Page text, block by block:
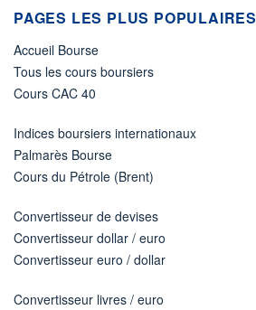
PAGES LES PLUS POPULAIRES
Accueil Bourse
Tous les cours boursiers
Cours CAC 40
Indices boursiers internationaux
Palmarès Bourse
Cours du Pétrole (Brent)
Convertisseur de devises
Convertisseur dollar / euro
Convertisseur euro / dollar
Convertisseur livres / euro